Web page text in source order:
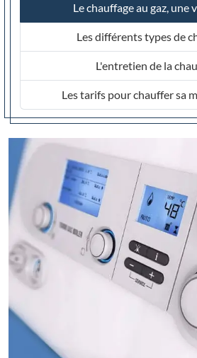
Le chauffage au gaz, une
Les différents types de
L'entretien de la
Les tarifs pour chauffer sa